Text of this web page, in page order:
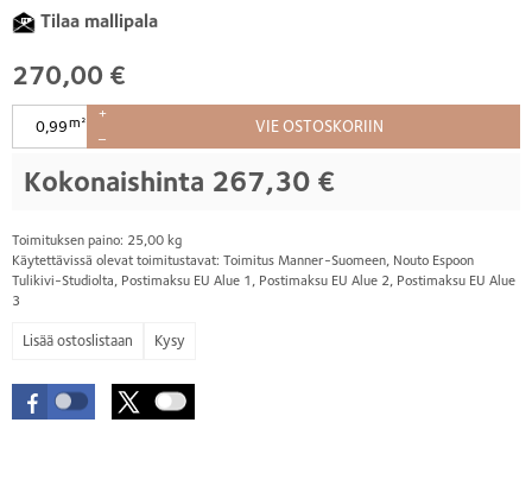
Tilaa mallipala
270,00 €
Kokonaishinta 267,30 €
Toimituksen paino: 25,00 kg
m²
+
–
VIE OSTOSKORIIN
Käytettävissä olevat toimitustavat: Toimitus Manner-Suomeen, Nouto Espoon
Tulikivi-Studiolta, Postimaksu EU Alue 1, Postimaksu EU Alue 2, Postimaksu EU Alue
3
Kysy